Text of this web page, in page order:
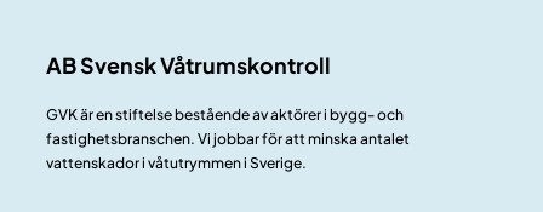
AB Svensk Våtrumskontroll
GVK är en stiftelse bestående av aktörer i bygg- och
fastighetsbranschen. Vi jobbar för att minska antalet
vattenskador i våtutrymmen i Sverige.